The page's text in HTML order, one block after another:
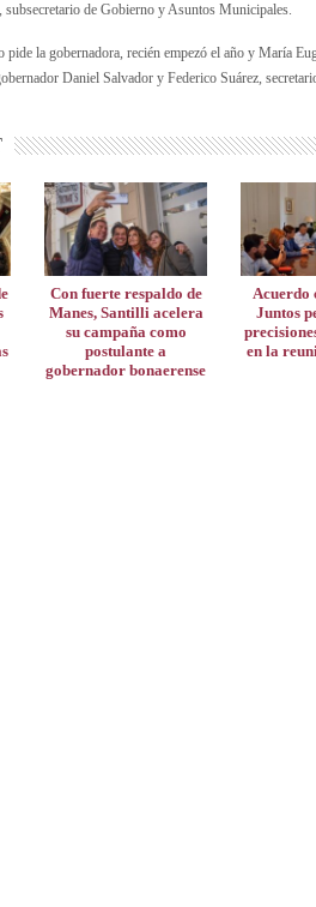
de Gobierno y Asuntos Municipales.
pide la gobernadora, recién empezó el año y María
Daniel Salvador y Federico Suárez,
Con fuerte respaldo de
Manes, Santilli acelera
su campaña como
postulante a
gobernador bonaerense
Acuerdo
Juntos
en la